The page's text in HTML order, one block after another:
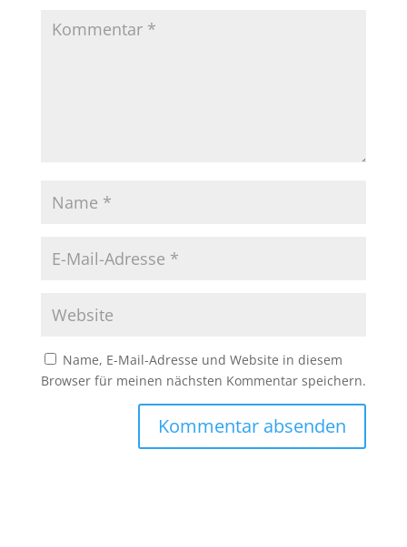
Name, E-Mail-Adresse und Website in diesem
Browser für meinen nächsten Kommentar speichern.